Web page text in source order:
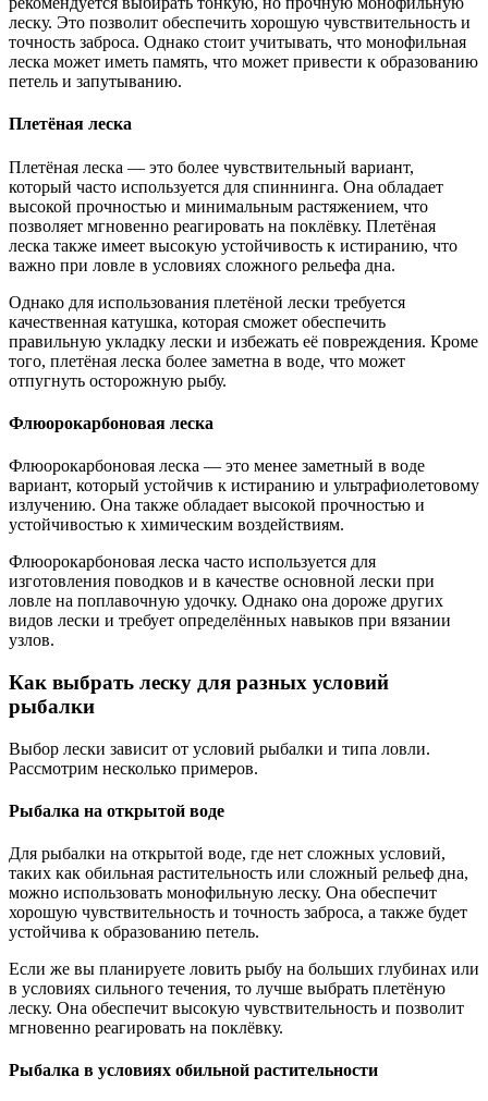
леску. Это позволит обеспечить хорошую чувствительность и
точность заброса. Однако стоит учитывать, что монофильная
леска может иметь память, что может привести к образованию
петель и запутыванию.
Плетёная леска
Плетёная леска — это более чувствительный вариант,
который часто используется для спиннинга. Она обладает
высокой прочностью и минимальным растяжением, что
позволяет мгновенно реагировать на поклёвку. Плетёная
леска также имеет высокую устойчивость к истиранию, что
важно при ловле в условиях сложного рельефа дна.
Однако для использования плетёной лески требуется
качественная катушка, которая сможет обеспечить
правильную укладку лески и избежать её повреждения. Кроме
того, плетёная леска более заметна в воде, что может
отпугнуть осторожную рыбу.
Флюорокарбоновая леска
Флюорокарбоновая леска — это менее заметный в воде
вариант, который устойчив к истиранию и ультрафиолетовому
излучению. Она также обладает высокой прочностью и
устойчивостью к химическим воздействиям.
Флюорокарбоновая леска часто используется для
изготовления поводков и в качестве основной лески при
ловле на поплавочную удочку. Однако она дороже других
видов лески и требует определённых навыков при вязании
узлов.
Как выбрать леску для разных условий
рыбалки
Выбор лески зависит от условий рыбалки и типа ловли.
Рассмотрим несколько примеров.
Рыбалка на открытой воде
Для рыбалки на открытой воде, где нет сложных условий,
таких как обильная растительность или сложный рельеф дна,
можно использовать монофильную леску. Она обеспечит
хорошую чувствительность и точность заброса, а также будет
устойчива к образованию петель.
Если же вы планируете ловить рыбу на больших глубинах или
в условиях сильного течения, то лучше выбрать плетёную
леску. Она обеспечит высокую чувствительность и позволит
мгновенно реагировать на поклёвку.
Рыбалка в условиях обильной растительности